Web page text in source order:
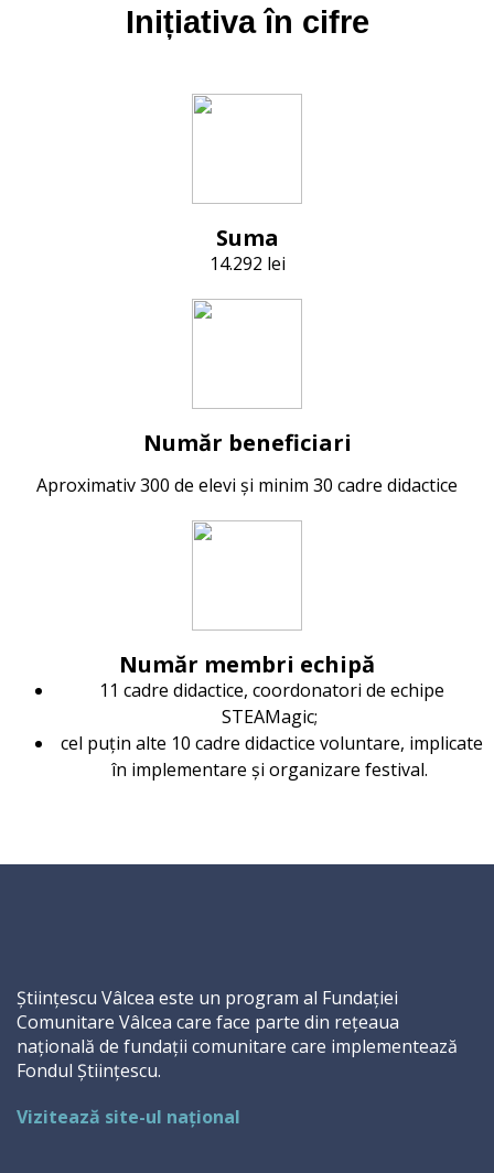
Inițiativa în cifre
Suma
14.292 lei
Număr beneficiari
Aproximativ 300 de elevi și minim 30 cadre didactice
Număr membri echipă
11 cadre didactice, coordonatori de echipe
STEAMagic;
cel puțin alte 10 cadre didactice voluntare, implicate
în implementare și organizare festival.
Științescu Vâlcea este un program al Fundației
Comunitare Vâlcea care face parte din rețeaua
națională de fundații comunitare care implementează
Fondul Științescu.
Vizitează site-ul național